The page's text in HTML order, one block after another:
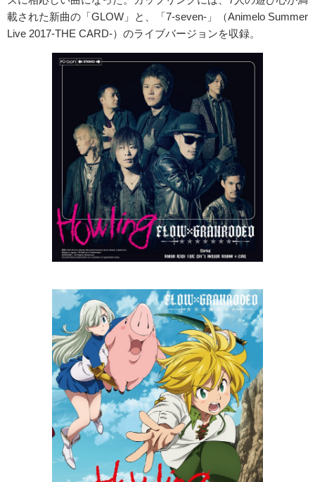
載された新曲の「GLOW」と、「7-seven-」（Animelo Summer
Live 2017-THE CARD-）のライブバージョンを収録。